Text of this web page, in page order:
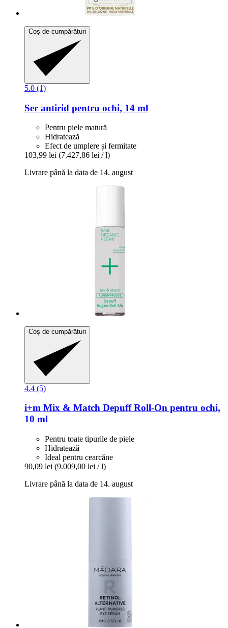
Coș de cumpărături
5.0 (1)
Ser antirid pentru ochi, 14 ml
Pentru piele matură
Hidratează
Efect de umplere și fermitate
103,99 lei (7.427,86 lei / l)
Livrare până la data de 14. august
Coș de cumpărături
4.4 (5)
i+m Mix & Match Depuff Roll-​On pentru ochi,
10 ml
Pentru toate tipurile de piele
Hidratează
Ideal pentru cearcăne
90,09 lei (9.009,00 lei / l)
Livrare până la data de 14. august